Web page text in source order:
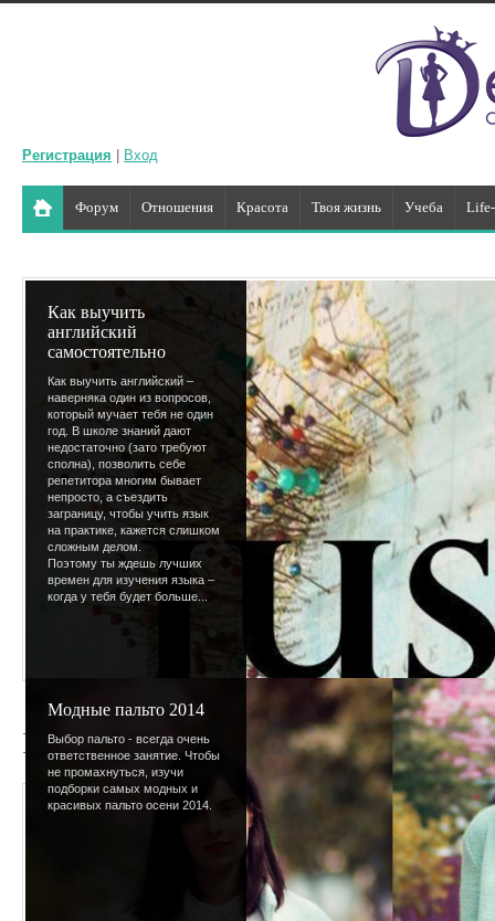
Регистрация Вход
Форум Отношения Красота Твоя жизнь Учеба
Как выучить
английский
самостоятельно
Как выучить английский –
наверняка один из вопросов,
который мучает тебя не один
год. В школе знаний дают
недостаточно (зато требуют
сполна), позволить себе
репетитора многим бывает
непросто, а съездить
заграницу, чтобы учить язык
на практике, кажется слишком
сложным делом.
Поэтому ты ждешь лучших
времен для изучения языка –
когда у тебя будет больше...
Модные пальто 2014
Выбор пальто - всегда очень
ответственное занятие. Чтобы
не промахнуться, изучи
подборки самых модных и
красивых пальто осени 2014.
Привет всем!